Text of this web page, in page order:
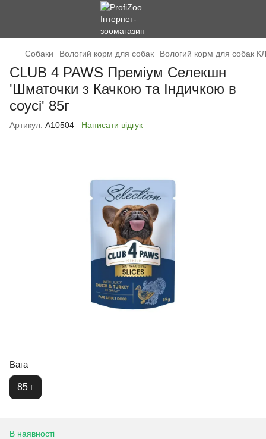
Cобаки Вологий корм для собак Вологий корм для собак
CLUB 4 PAWS Преміум Cелекшн
'Шматочки з Качкою та Індичкою в
соусі' 85г
Артикул: А10504 Написати відгук
Вага
85 г
В наявності